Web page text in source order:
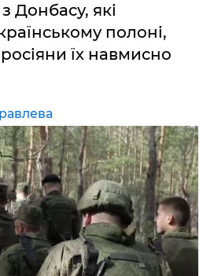
Донбасу, які
полоні,
їх навмисно